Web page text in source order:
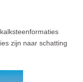
zijn naar schatting